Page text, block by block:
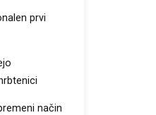
prvi
način